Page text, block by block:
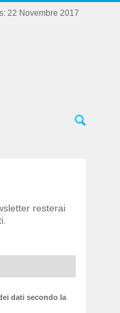
22 Novembre 2017
resterai
dati secondo la